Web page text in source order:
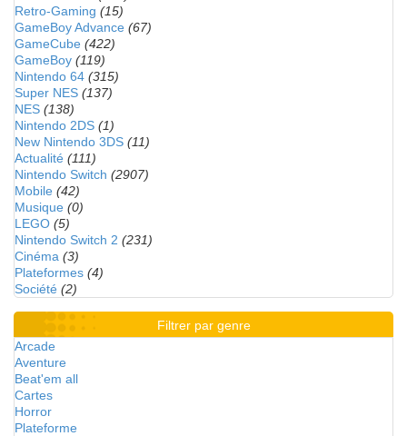
Retro-Gaming (15)
GameBoy Advance (67)
GameCube (422)
GameBoy (119)
Nintendo 64 (315)
Super NES (137)
NES (138)
Nintendo 2DS (1)
New Nintendo 3DS (11)
Actualité (111)
Nintendo Switch (2907)
Mobile (42)
Musique (0)
LEGO (5)
Nintendo Switch 2 (231)
Cinéma (3)
Plateformes (4)
Société (2)
Filtrer par genre
Arcade
Aventure
Beat'em all
Cartes
Horror
Plateforme